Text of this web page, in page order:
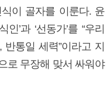
이 골자를 이룬다. 윤
’과 ‘선동가’를 “우리
통일 세력”이라고 지
로 무장해 맞서 싸워야